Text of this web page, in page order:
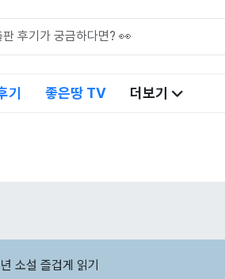
기 좋은땅 TV 더보기
소설 즐겁게 읽기